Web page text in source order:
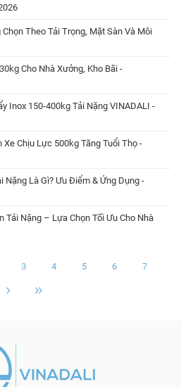
Theo Tải Trọng, Mặt Sàn Và Môi
Cho Nhà Xưởng, Kho Bãi -
Inox 150-400kg Tải Nặng VINADALI -
Chịu Lực 500kg Tăng Tuổi Thọ -
Nặng Là Gì? Ưu Điểm & Ứng Dụng -
Tải Nặng – Lựa Chọn Tối Ưu Cho Nhà
3 4 5 6 7